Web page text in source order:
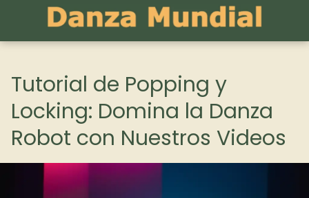
Tutorial de Popping y
Locking: Domina la Danza
Robot con Nuestros Videos